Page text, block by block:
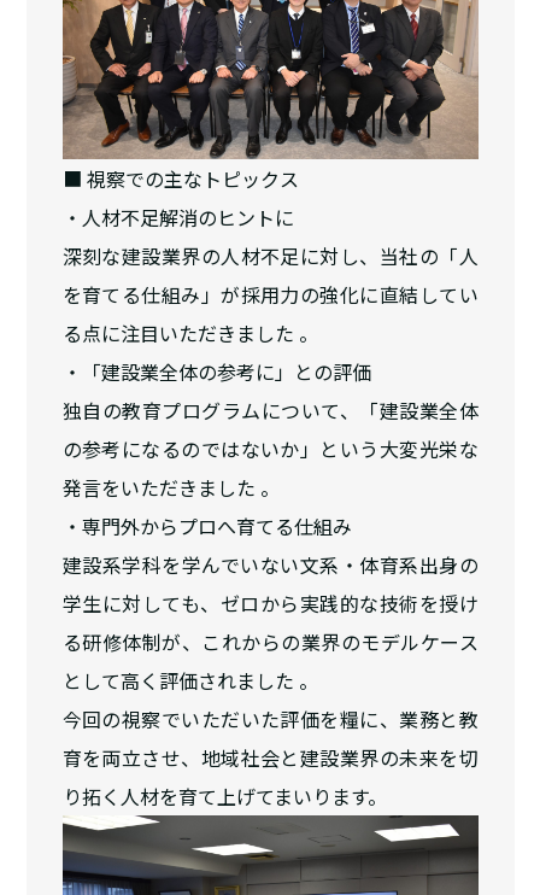
■ 視察での主なトピックス
・人材不足解消のヒントに
深刻な建設業界の人材不足に対し、当社の「人
を育てる仕組み」が採用力の強化に直結してい
る点に注目いただきました 。
・「建設業全体の参考に」との評価
独自の教育プログラムについて、「建設業全体
の参考になるのではないか」という大変光栄な
発言をいただきました 。
・専門外からプロへ育てる仕組み
建設系学科を学んでいない文系・体育系出身の
学生に対しても、ゼロから実践的な技術を授け
る研修体制が、これからの業界のモデルケース
として高く評価されました 。
今回の視察でいただいた評価を糧に、業務と教
育を両立させ、地域社会と建設業界の未来を切
り拓く人材を育て上げてまいります。